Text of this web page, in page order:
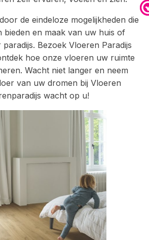
de eindeloze mogelijkheden die
bieden en maak van uw huis of
Bezoek Vloeren Paradijs
hoe onze vloeren uw ruimte
Wacht niet langer en neem
van uw dromen bij Vloeren
wacht op u!